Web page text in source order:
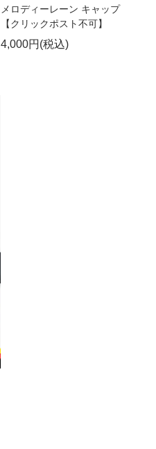
メロディーレーン キャップ
【クリックポスト不可】
4,000円(税込)